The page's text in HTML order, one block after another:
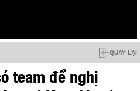
QUAY LẠI
team đề nghị